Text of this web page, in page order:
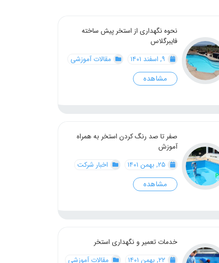
نحوه نگهداری از استخر پیش ساخته
فایبرگلاس
مقالات آموزشی
مشاهده
صفر تا صد رنگ کردن استخر به همراه
آموزش
اخبار شرکت
مشاهده
خدمات تعمیر و نگهداری استخر
مقالات آموزشی